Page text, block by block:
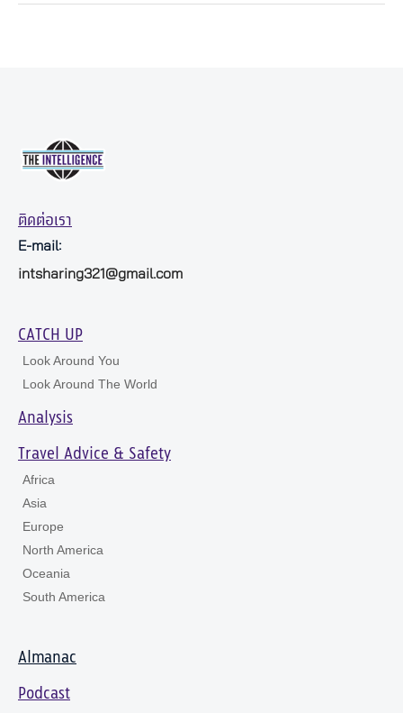
ติดต่อเรา
E-mail:
intsharing321@gmail.com
CATCH UP
Look Around You
Look Around The World
Analysis
Travel Advice & Safety
Africa
Asia
Europe
North America
Oceania
South America
Almanac
Podcast